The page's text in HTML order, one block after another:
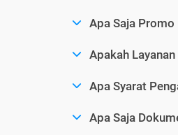
Apa Saja
Apakah
Apa Syarat
Apa Saja